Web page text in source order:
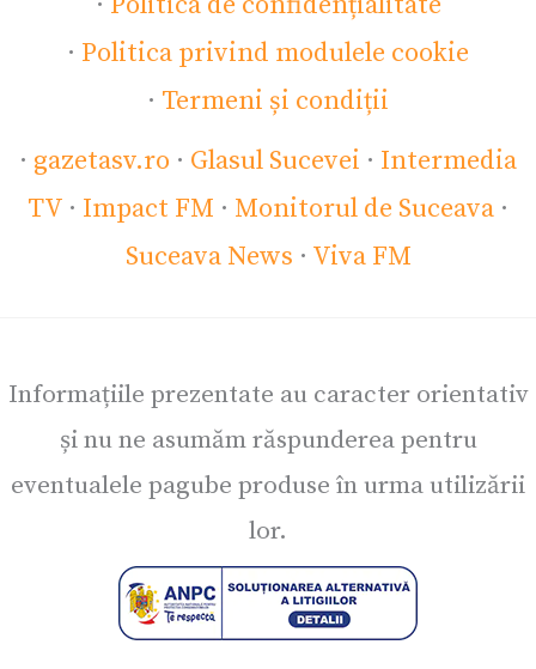
· Politica privind modulele cookie
· Termeni și condiții
· gazetasv.ro · Glasul Sucevei · Intermedia
TV · Impact FM · Monitorul de Suceava ·
Suceava News · Viva FM
Informațiile prezentate au caracter orientativ
și nu ne asumăm răspunderea pentru
eventualele pagube produse în urma utilizării
lor.